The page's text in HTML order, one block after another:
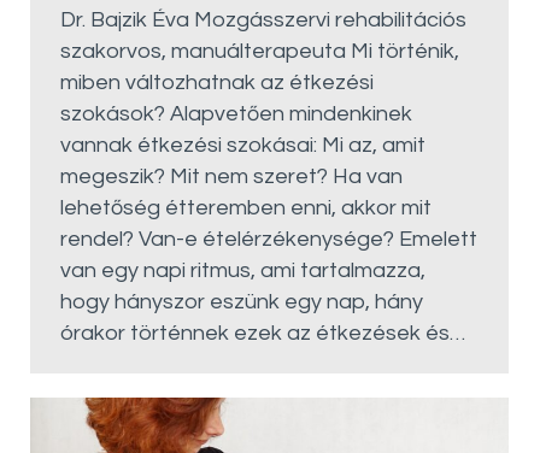
Dr. Bajzik Éva Mozgásszervi rehabilitációs
szakorvos, manuálterapeuta Mi történik,
miben változhatnak az étkezési
szokások? Alapvetően mindenkinek
vannak étkezési szokásai: Mi az, amit
megeszik? Mit nem szeret? Ha van
lehetőség étteremben enni, akkor mit
rendel? Van-e ételérzékenysége? Emelett
van egy napi ritmus, ami tartalmazza,
hogy hányszor eszünk egy nap, hány
órakor történnek ezek az étkezések és…